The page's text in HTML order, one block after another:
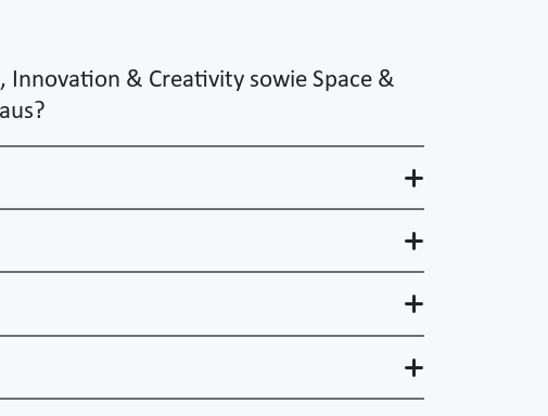
Innovation & Creativity sowie Space &